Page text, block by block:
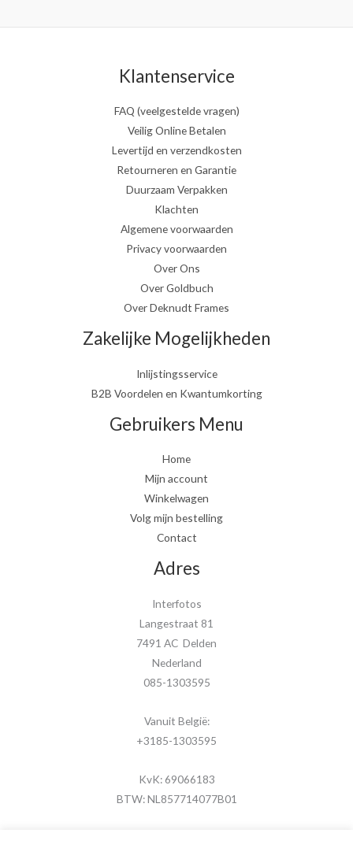
Klantenservice
FAQ (veelgestelde vragen)
Veilig Online Betalen
Levertijd en verzendkosten
Retourneren en Garantie
Duurzaam Verpakken
Klachten
Algemene voorwaarden
Privacy voorwaarden
Over Ons
Over Goldbuch
Over Deknudt Frames
Zakelijke Mogelijkheden
Inlijstingsservice
B2B Voordelen en Kwantumkorting
Gebruikers Menu
Home
Mijn account
Winkelwagen
Volg mijn bestelling
Contact
Adres
Interfotos
Langestraat 81
7491 AC Delden
Nederland
085-1303595
Vanuit België:
+3185-1303595
KvK: 69066183
BTW: NL857714077B01